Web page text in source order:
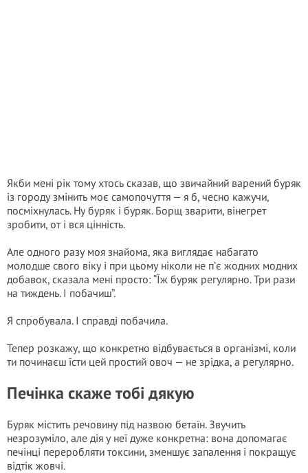
Якби мені рік тому хтось сказав, що звичайний варений буряк
із городу змінить моє самопочуття — я б, чесно кажучи,
посміхнулась. Ну буряк і буряк. Борщ зварити, вінегрет
зробити, от і вся цінність.
Але одного разу моя знайома, яка виглядає набагато
молодше свого віку і при цьому ніколи не п’є жодних модних
добавок, сказала мені просто: “Їж буряк регулярно. Три рази
на тиждень. І побачиш”.
Я спробувала. І справді побачила.
Тепер розкажу, що конкретно відбувається в організмі, коли
ти починаєш їсти цей простий овоч — не зрідка, а регулярно.
Печінка скаже тобі дякую
Буряк містить речовину під назвою бетаїн. Звучить
незрозуміло, але дія у неї дуже конкретна: вона допомагає
печінці переробляти токсини, зменшує запалення і покращує
відтік жовчі.